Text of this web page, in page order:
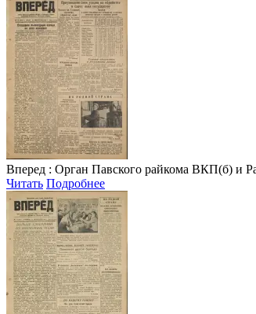
Вперед : Орган Павского райкома ВКП(б) и
Читать Подробнее